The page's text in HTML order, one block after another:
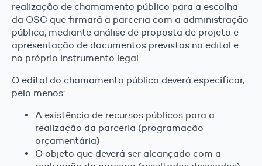
realização de chamamento público para a escolha
da OSC que firmará a parceria com a administração
pública, mediante análise de proposta de projeto e
apresentação de documentos previstos no edital e
no próprio instrumento legal.
O edital do chamamento público deverá especificar,
pelo menos:
A existência de recursos públicos para a
realização da parceria (programação
orçamentária)
O objeto que deverá ser alcançado com a